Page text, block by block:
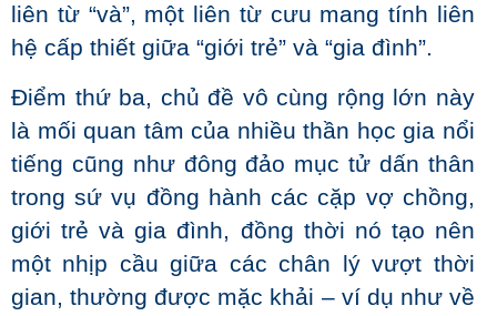
liên từ “và”, một liên từ cưu mang tính liên
hệ cấp thiết giữa “giới trẻ” và “gia đình”.
Điểm thứ ba, chủ đề vô cùng rộng lớn này
là mối quan tâm của nhiều thần học gia nổi
tiếng cũng như đông đảo mục tử dấn thân
trong sứ vụ đồng hành các cặp vợ chồng,
giới trẻ và gia đình, đồng thời nó tạo nên
một nhịp cầu giữa các chân lý vượt thời
gian, thường được mặc khải – ví dụ như về